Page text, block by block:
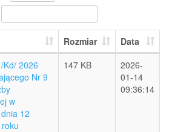
Rozmiar
Data
Kd/ 2026
Nr 9
w
12
147 KB
2026-
01-14
09:36:14